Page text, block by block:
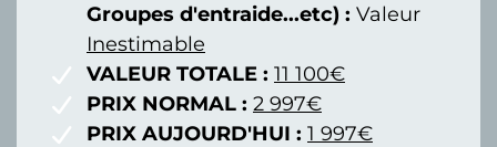
Groupes d'entraide...etc) : Valeur
Inestimable
VALEUR TOTALE : 11 100€
PRIX NORMAL : 2 997€
PRIX AUJOURD'HUI : 1 997€